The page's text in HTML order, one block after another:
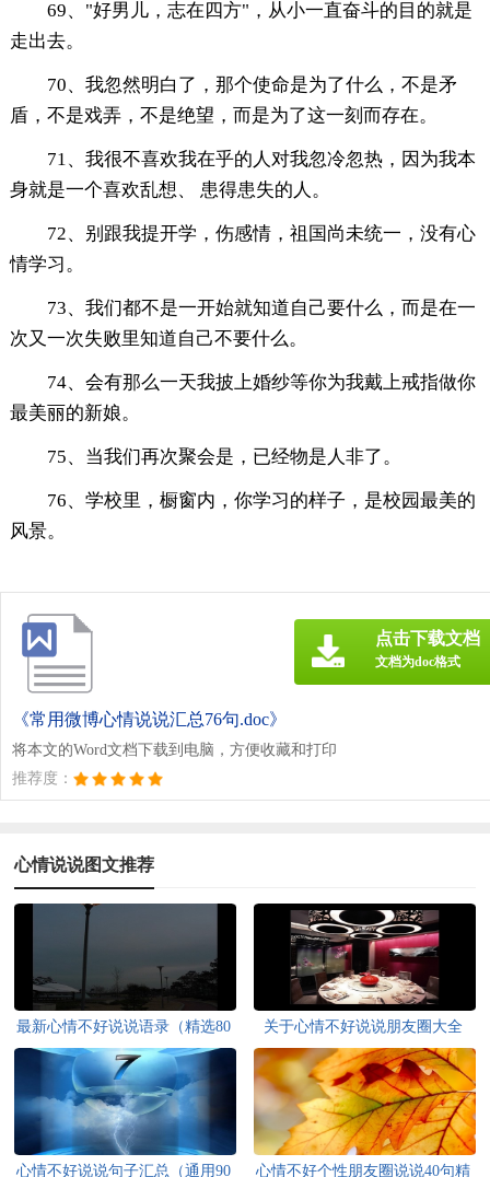
69、"好男儿，志在四方"，从小一直奋斗的目的就是
走出去。
70、我忽然明白了，那个使命是为了什么，不是矛
盾，不是戏弄，不是绝望，而是为了这一刻而存在。
71、我很不喜欢我在乎的人对我忽冷忽热，因为我本
身就是一个喜欢乱想、 患得患失的人。
72、别跟我提开学，伤感情，祖国尚未统一，没有心
情学习。
73、我们都不是一开始就知道自己要什么，而是在一
次又一次失败里知道自己不要什么。
74、会有那么一天我披上婚纱等你为我戴上戒指做你
最美丽的新娘。
75、当我们再次聚会是，已经物是人非了。
76、学校里，橱窗内，你学习的样子，是校园最美的
风景。
《常用微博心情说说汇总76句.doc》
将本文的Word文档下载到电脑，方便收藏和打印
推荐度：
点击下载文档
文档为doc格式
心情说说图文推荐
最新心情不好说说语录（精选80
句）
关于心情不好说说朋友圈大全
（通用70句）
心情不好说说句子汇总（通用90 心情不好个性朋友圈说说40句精